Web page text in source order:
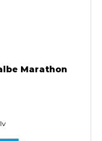
Marathon